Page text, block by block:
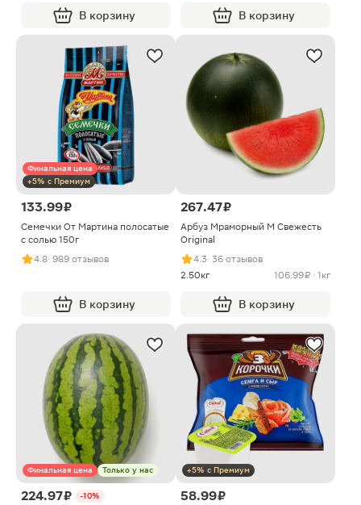
В корзину В корзину
Финальная цена
+5% с Премиум
133.99 ₽
Семечки От Мартина полосатые
с солью 150г
4.8· 989 отзывов
В корзину
267.47 ₽
Арбуз Мраморный M Свежесть
Original
4.3· 36 отзывов
2.50кг
106.99 ₽ · 1кг
В корзину
Финальная цена Только у нас
224.97 ₽
-10%
+5% с Премиум
58.99 ₽